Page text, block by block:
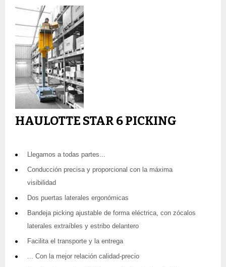
HAULOTTE STAR 6 PICKING
Llegamos a todas partes...
Conducción precisa y proporcional con la máxima
visibilidad
Dos puertas laterales ergonómicas
Bandeja picking ajustable de forma eléctrica, con zócalos
laterales extraíbles y estribo delantero
Facilita el transporte y la entrega
... Con la mejor relación calidad-precio